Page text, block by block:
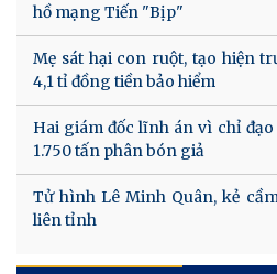
hồ mạng Tiến "Bịp"
Mẹ sát hại con ruột, tạo hiện
4,1 tỉ đồng tiền bảo hiểm
Hai giám đốc lĩnh án vì chỉ
1.750 tấn phân bón giả
Tử hình Lê Minh Quân, kẻ
liên tỉnh